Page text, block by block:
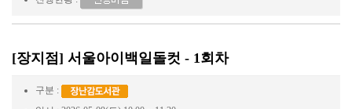
[장지점] 서울아이백일돌컷 - 1회차
구분 :